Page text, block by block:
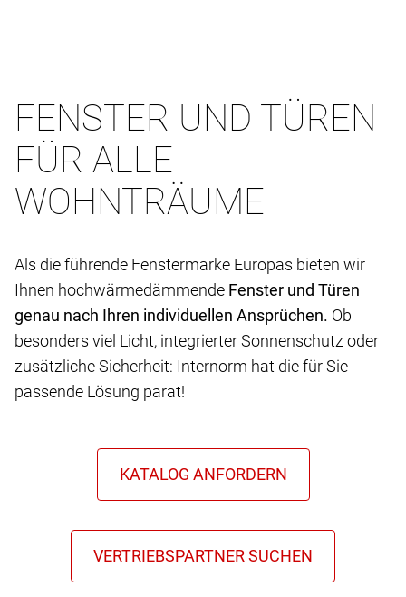
FENSTER UND TÜREN
FÜR ALLE
WOHNTRÄUME
Als die führende Fenstermarke Europas bieten wir
Ihnen hochwärmedämmende Fenster und Türen
genau nach Ihren individuellen Ansprüchen. Ob
besonders viel Licht, integrierter Sonnenschutz oder
zusätzliche Sicherheit: Internorm hat die für Sie
passende Lösung parat!